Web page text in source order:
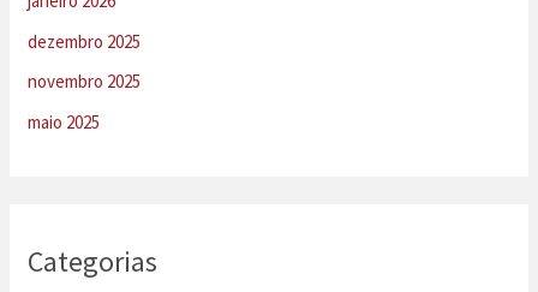
dezembro 2025
novembro 2025
maio 2025
Categorias